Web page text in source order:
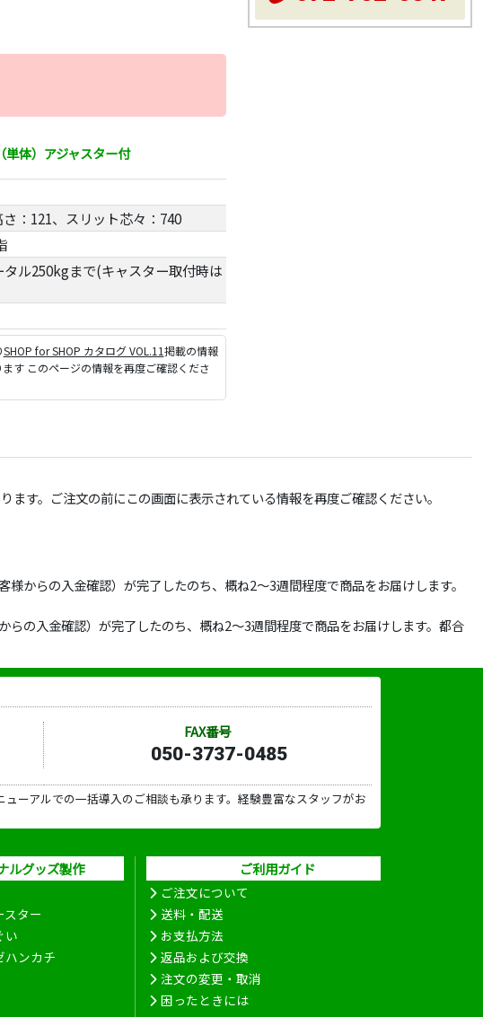
体）アジャスター付
：121、スリット芯々：740
ル250kgまで(キャスター取付時は
SHOP for SHOP カタログ VOL.11掲載の情報
す このページの情報を再度ご確認くださ
す。ご注文の前にこの画面に表示されている情報を再度ご確認ください。
からの入金確認）が完了したのち、概ね2～3週間程度で商品をお届けします。
の入金確認）が完了したのち、概ね2～3週間程度で商品をお届けします。都合
FAX番号
050-3737-0485
ーアルでの一括導入のご相談も承ります。経験豊富なスタッフがお
ルグッズ製作
スター
い
ハンカチ
ご利用ガイド
ご注文について
送料・配送
お支払方法
返品および交換
注文の変更・取消
困ったときには